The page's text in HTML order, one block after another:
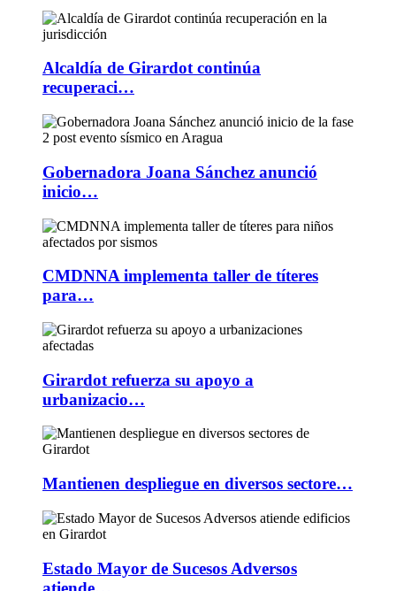
Alcaldía de Girardot continúa
recuperaci…
Gobernadora Joana Sánchez anunció
inicio…
CMDNNA implementa taller de títeres
para…
Girardot refuerza su apoyo a
urbanizacio…
Mantienen despliegue en diversos sectore…
Estado Mayor de Sucesos Adversos